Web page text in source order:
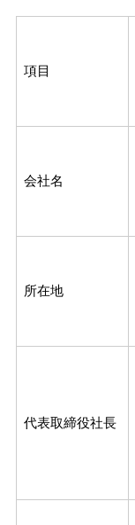
項目
会社名
所在地
代表取締役社長